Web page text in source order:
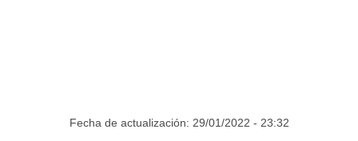
Fecha de actualización: 29/01/2022 - 23:32